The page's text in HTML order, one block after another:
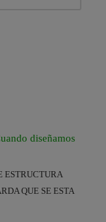
diseñamos
ESTRUCTURA
QUE SE ESTA